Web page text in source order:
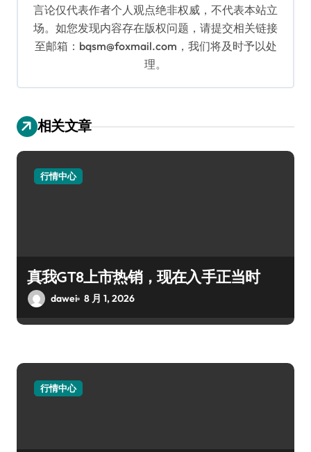
言论仅代表作者个人观点绝非权威，不代表本站立
场。如您发现内容存在版权问题，请提交相关链接
至邮箱：bqsm@foxmail.com，我们将及时予以处
理。
相关文章
行情中心
真我GT8上市热销，现在入手正当时
dawei 8 月 1, 2026
行情中心